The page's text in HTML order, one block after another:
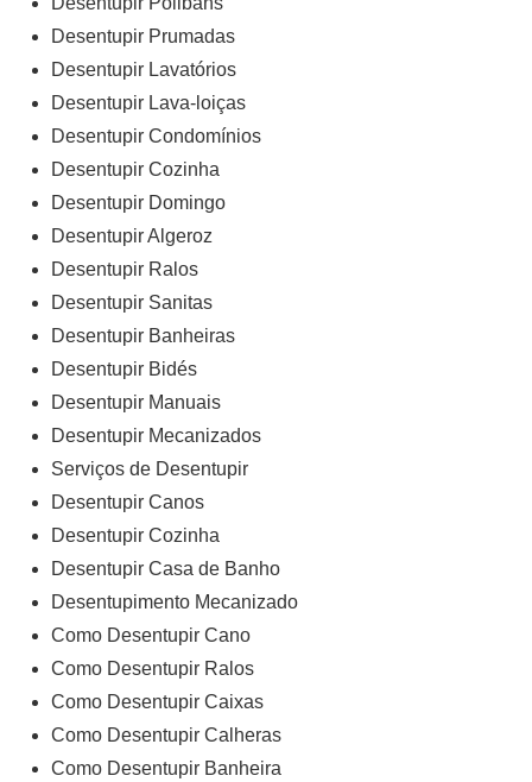
Desentupir Prumadas
Desentupir Lavatórios
Desentupir Lava-loiças
Desentupir Condomínios
Desentupir Cozinha
Desentupir Domingo
Desentupir Algeroz
Desentupir Ralos
Desentupir Sanitas
Desentupir Banheiras
Desentupir Bidés
Desentupir Manuais
Desentupir Mecanizados
Serviços de Desentupir
Desentupir Canos
Desentupir Cozinha
Desentupir Casa de Banho
Desentupimento Mecanizado
Como Desentupir Cano
Como Desentupir Ralos
Como Desentupir Caixas
Como Desentupir Calheras
Como Desentupir Banheira